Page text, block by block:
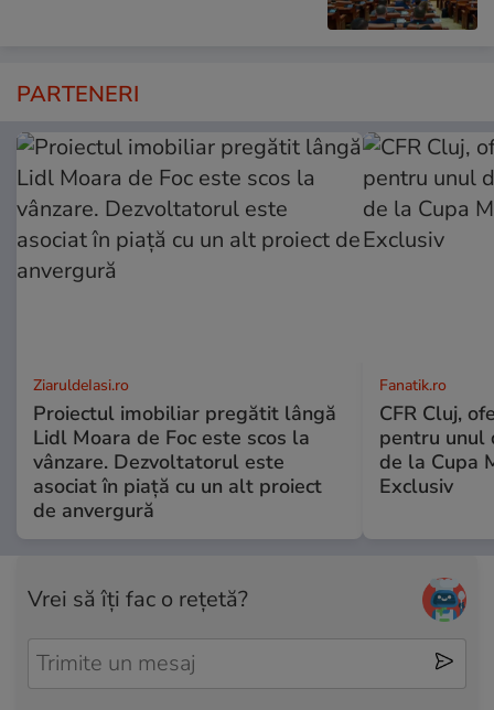
PARTENERI
ZiaruldeIasi.ro
Proiectul imobiliar pregătit lângă
Lidl Moara de Foc este scos la
vânzare. Dezvoltatorul este
asociat în piață cu un alt proiect
de anvergură
Fanatik.ro
CFR Cluj,
pentru unul
de la Cupa
Exclusiv
Vrei să îți fac o rețetă?